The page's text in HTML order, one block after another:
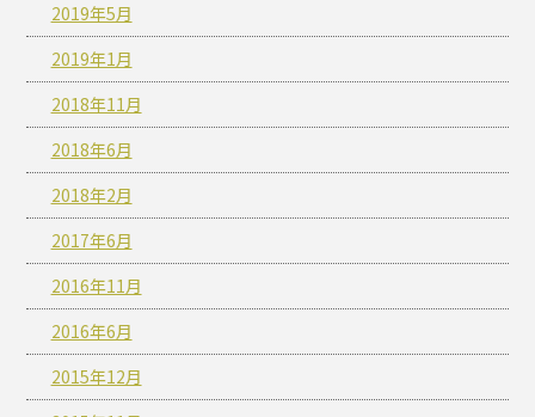
2019年5月
2019年1月
2018年11月
2018年6月
2018年2月
2017年6月
2016年11月
2016年6月
2015年12月